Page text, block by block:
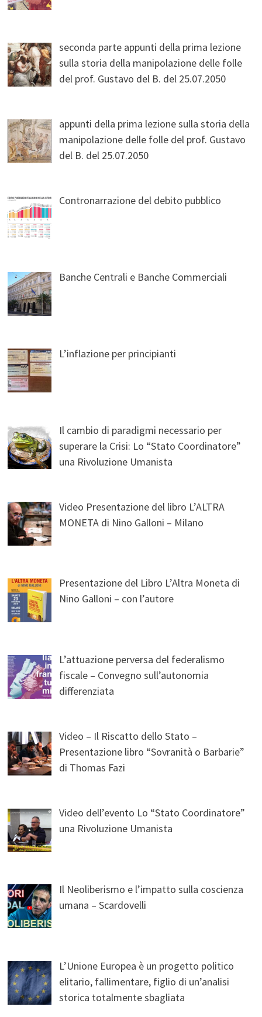
seconda parte appunti della prima lezione
sulla storia della manipolazione delle folle
del prof. Gustavo del B. del 25.07.2050
appunti della prima lezione sulla storia della
manipolazione delle folle del prof. Gustavo
del B. del 25.07.2050
Contronarrazione del debito pubblico
Banche Centrali e Banche Commerciali
L’inflazione per principianti
Il cambio di paradigmi necessario per
superare la Crisi: Lo “Stato Coordinatore”
una Rivoluzione Umanista
Video Presentazione del libro L’ALTRA
MONETA di Nino Galloni – Milano
Presentazione del Libro L’Altra Moneta di
Nino Galloni – con l’autore
L’attuazione perversa del federalismo
fiscale – Convegno sull’autonomia
differenziata
Video – Il Riscatto dello Stato –
Presentazione libro “Sovranità o Barbarie”
di Thomas Fazi
Video dell’evento Lo “Stato Coordinatore”
una Rivoluzione Umanista
Il Neoliberismo e l’impatto sulla coscienza
umana – Scardovelli
L’Unione Europea è un progetto politico
elitario, fallimentare, figlio di un’analisi
storica totalmente sbagliata